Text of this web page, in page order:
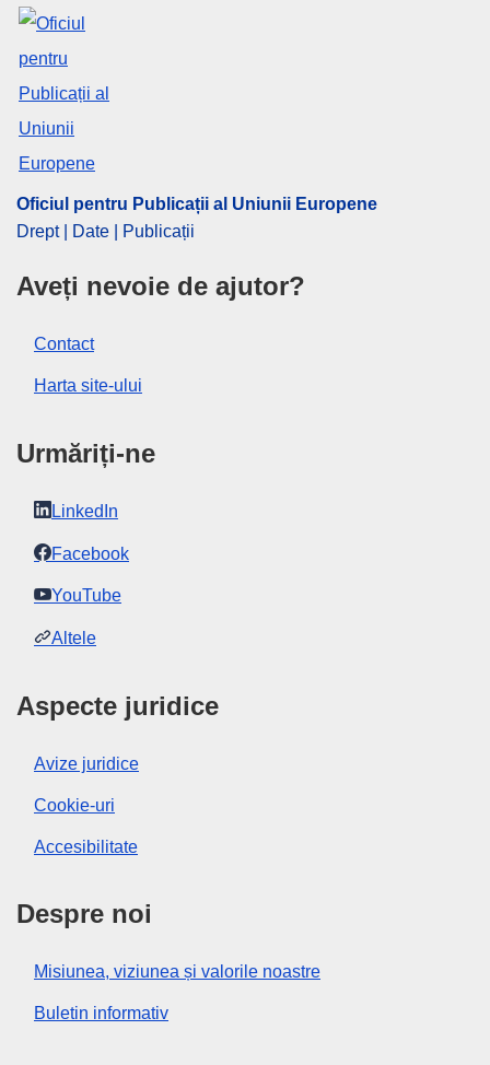
Subiecte:
Afişează toate ediţiile seriei
Oficiul pentru Publicații al Uniunii Europene
Drept | Date | Publicații
Aveți nevoie de ajutor?
Contact
Harta site-ului
Urmăriți-ne
LinkedIn
Facebook
YouTube
Altele
Aspecte juridice
Avize juridice
Cookie-uri
Accesibilitate
Despre noi
Misiunea, viziunea și valorile noastre
Buletin informativ